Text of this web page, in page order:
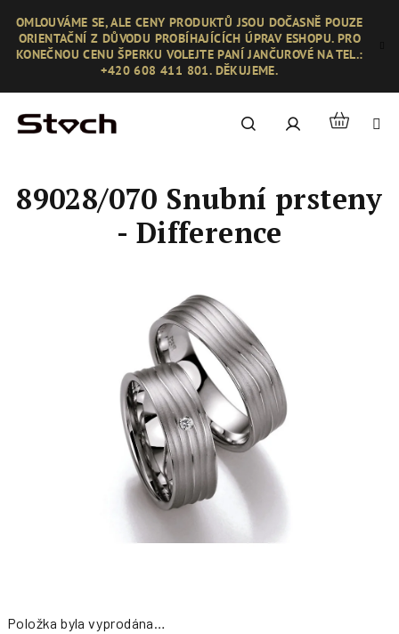
obsah
OMLOUVÁME SE, ALE CENY PRODUKTŮ JSOU DOČASNĚ POUZE
ORIENTAČNÍ Z DŮVODU PROBÍHAJÍCÍCH ÚPRAV ESHOPU. PRO
KONEČNOU CENU ŠPERKU VOLEJTE PANÍ JANČUROVÉ NA TEL.:
+420 608 411 801. DĚKUJEME.
Hledat PřihlášeníNákupní
Položka byla vyprodána…
89028/070 Snubní prsteny
- Difference